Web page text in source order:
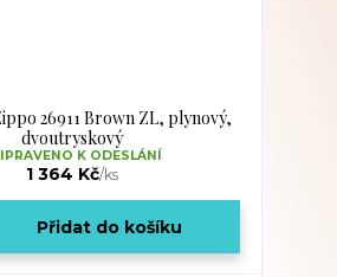
26911 Brown ZL, plynový,
dvoutryskový
1 364 Kč/ks
K ODESLÁNÍ
Přidat do košíku